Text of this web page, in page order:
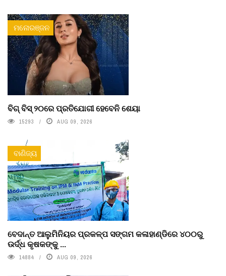
ମନୋରଞ୍ଜନ
ବିଗ୍ ବିସ୍ ୨୦ରେ ପ୍ରତିଯୋଗୀ ହେବେନି ଶେୟା
15293 AUG 09, 2026
ବାଣିଜ୍ୟ
ବେଦାନ୍ତ ଆଲୁମିନିୟର ପ୍ରକଳ୍ପ ସଙ୍ଗମ କଳାହାଣ୍ଡିରେ ୪୦୦ରୁ
ଉର୍ଦ୍ଧ କୃଷକଙ୍କୁ ...
14884 AUG 09, 2026